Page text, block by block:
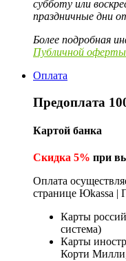
субботу или
праздничные дни
Более подробная
Публичной оферты
Оплата
Предоплата
Картой банка
Скидка 5% при
Оплата
странице
Карты
система)
Карты
Корти